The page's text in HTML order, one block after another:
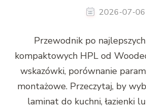
2026-07-06
Przewodnik po
kompaktowych HPL od
wskazówki, porównanie
montażowe. Przeczytaj, by
laminat do kuchni, łazienki